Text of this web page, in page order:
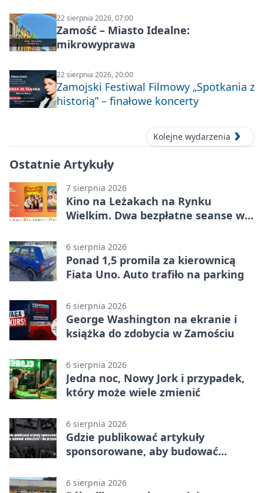
22 sierpnia 2026, 07:00
Zamość – Miasto Idealne:
mikrowyprawa
22 sierpnia 2026, 20:00
Zamojski Festiwal Filmowy „Spotkania z
historią” – finałowe koncerty
Kolejne wydarzenia
Ostatnie Artykuły
7 sierpnia 2026
Kino na Leżakach na Rynku
Wielkim. Dwa bezpłatne seanse w
6 sierpnia 2026
Ponad 1,5 promila za kierownicą
Fiata Uno. Auto trafiło na parking
6 sierpnia 2026
George Washington na ekranie i
książka do zdobycia w Zamościu
6 sierpnia 2026
Jedna noc, Nowy Jork i przypadek,
który może wiele zmienić
6 sierpnia 2026
Gdzie publikować artykuły
sponsorowane, aby budować
6 sierpnia 2026